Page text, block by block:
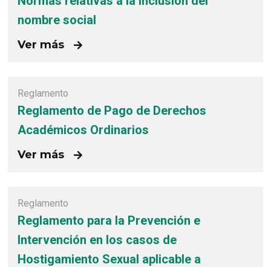
nombre social
Ver más
Reglamento
Reglamento de Pago de Derechos
Académicos Ordinarios
Ver más
Reglamento
Reglamento para la Prevención e
Intervención en los casos de
Hostigamiento Sexual aplicable a